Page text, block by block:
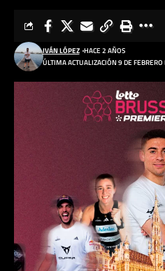
ÚLTIMA ACTUALIZACIÓN 9 DE
IVÁN LÓPEZ HACE 2 AÑOS